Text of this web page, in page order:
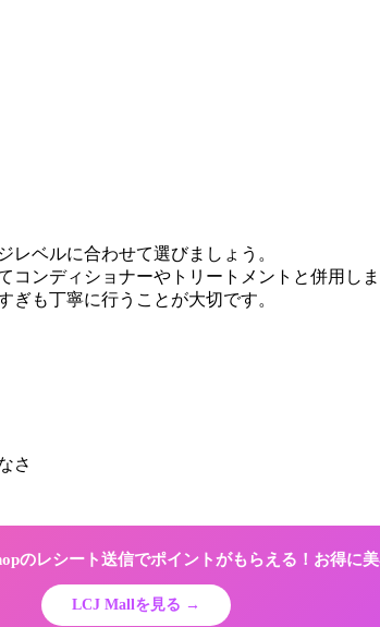
ベルに合わせて選びましょう。
ンディショナーやトリートメントと併用しま
も丁寧に行うことが大切です。
さ
のレシート送信でポイントがもらえる！お得に
LCJ Mallを見る →